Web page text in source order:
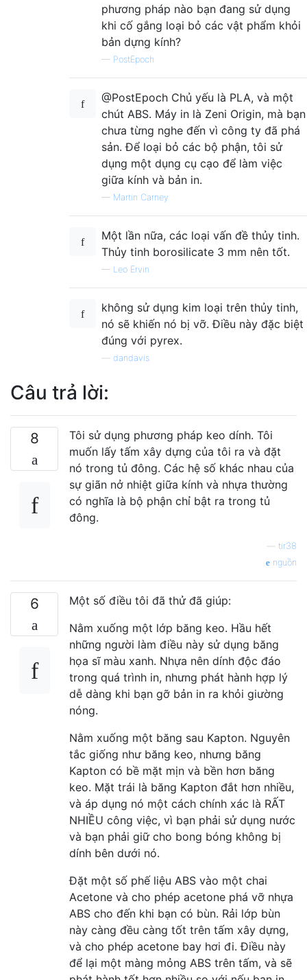
phương pháp nào bạn đang sử dụng
khi cố gắng loại bỏ các vật phẩm khỏi
bản dựng kính?
— PostEpoch
@PostEpoch Chủ yếu là PLA, và một
chút ABS. Máy in là Zeni Origin, mà bạn
chưa từng nghe đến vì công ty đã phá
sản. Để loại bỏ các bộ phận, tôi sử
dụng một dụng cụ cạo để làm việc
giữa kính và bản in.
— Martin Carney
Một lần nữa, các loại vấn đề thủy tinh.
Thủy tinh borosilicate 3 mm nên tốt.
— Leo Ervin
không sử dụng kim loại trên thủy tinh,
nó sẽ khiến nó bị vỡ. Điều này đặc biệt
đúng với pyrex.
dandavis
Câu trả lời:
8
Tôi sử dụng phương pháp keo dính. Tôi
muốn lấy tấm xây dựng của tôi ra và đặt
nó trong tủ đông. Các hệ số khác nhau của
sự giãn nở nhiệt giữa kính và nhựa thường
có nghĩa là bộ phận chỉ bật ra trong tủ
đông.
tir38
nguồn
6
Một số điều tôi đã thử đã giúp:
Nằm xuống một lớp băng keo. Hầu hết
những người làm điều này sử dụng băng
họa sĩ màu xanh. Nhựa nên dính độc đáo
trong quá trình in, nhưng phát hành hợp lý
dễ dàng khi bạn gỡ bản in ra khỏi giường
nóng.
Nằm xuống một băng sau Kapton. Nguyên
tắc giống như băng keo, nhưng băng
Kapton có bề mặt mịn và bền hơn băng
keo. Mặt trái là băng Kapton đắt hơn nhiều,
và áp dụng nó một cách chính xác là RẤT
NHIỀU công việc, vì bạn phải sử dụng nước
và bạn phải giữ cho bong bóng không bị
dính bên dưới nó.
Đặt một số phế liệu ABS vào một chai
Acetone và cho phép acetone phá vỡ nhựa
ABS cho đến khi bạn có bùn. Rải lớp bùn
này càng đều càng tốt trên tấm xây dựng,
và cho phép acetone bay hơi đi. Điều này
để lại một màng mỏng ABS trên tấm, và sẽ